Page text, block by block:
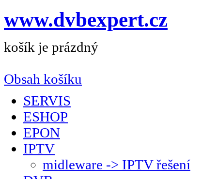
www.dvbexpert.cz
košík je prázdný
Obsah košíku
SERVIS
ESHOP
EPON
IPTV
midleware -> IPTV řešení